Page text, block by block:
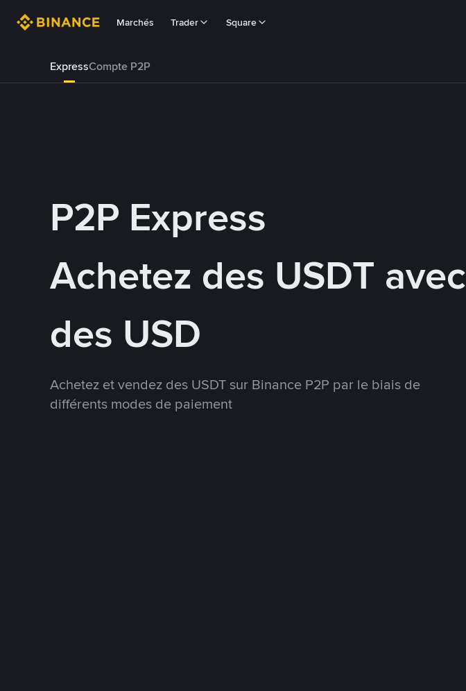
Marchés Trader Square
ExpressCompte P2P
P2P Express
Achetez des USDT avec
des USD
Achetez et vendez des USDT sur Binance P2P par le biais de
différents modes de paiement